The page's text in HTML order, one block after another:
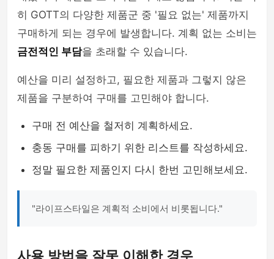
히 GOTT의 다양한 제품군 중 '필요 없는' 제품까지
구매하게 되는 경우에 발생합니다. 계획 없는 소비는
금전적인 부담을 초래할 수 있습니다.
예산을 미리 설정하고, 필요한 제품과 그렇지 않은
제품을 구분하여 구매를 고민해야 합니다.
구매 전 예산을 철저히 계획하세요.
충동 구매를 피하기 위한 리스트를 작성하세요.
정말 필요한 제품인지 다시 한번 고민해보세요.
"라이프스타일은 계획적 소비에서 비롯됩니다."
사용 방법을 잘못 이해한 경우